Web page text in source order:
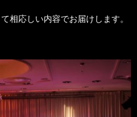
相応しい内容でお届けします。